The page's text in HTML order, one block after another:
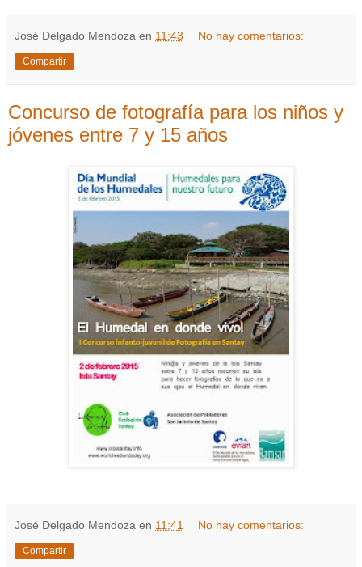
José Delgado Mendoza en 11:43 No hay comentarios:
Compartir
Concurso de fotografía para los niños y
jóvenes entre 7 y 15 años
José Delgado Mendoza en 11:41 No hay comentarios:
Compartir